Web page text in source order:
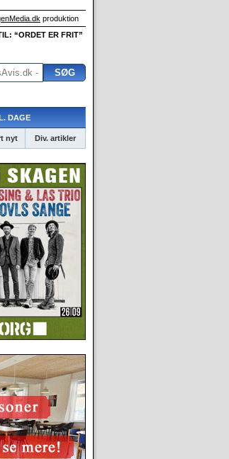
produktion
“ORDET ER FRIT”
DAGE
nyt Div. artikler